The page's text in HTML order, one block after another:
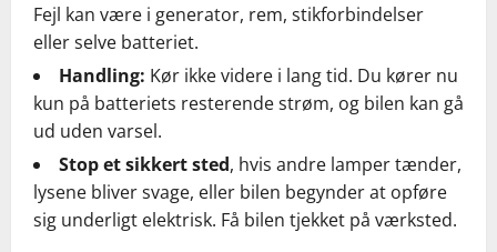
Fejl kan være i generator, rem, stikforbindelser
eller selve batteriet.
Handling: Kør ikke videre i lang tid. Du kører nu
kun på batteriets resterende strøm, og bilen kan gå
ud uden varsel.
Stop et sikkert sted, hvis andre lamper tænder,
lysene bliver svage, eller bilen begynder at opføre
sig underligt elektrisk. Få bilen tjekket på værksted.